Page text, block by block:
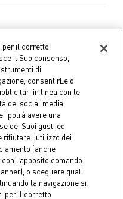
sociale 10.123.282,23
per il corretto
il Suo consenso,
di
consentirLe di
in linea con le
dei social media.
potrà avere una
dei Suoi gusti ed
l’utilizzo dei
(anche
l’apposito comando
o scegliere quali
la navigazione si
per il corretto